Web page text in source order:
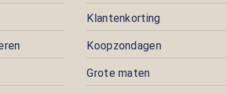
Klantenkorting
Koopzondagen
Grote maten